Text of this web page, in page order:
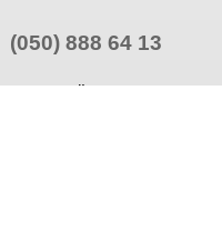
(050) 888 64 13